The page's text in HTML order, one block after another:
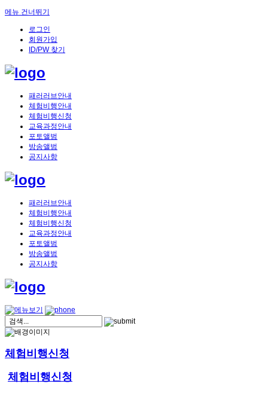
메뉴 건너뛰기
로그인
회원가입
ID/PW 찾기
패러러브안내
체험비행안내
체험비행신청
교육과정안내
포토앨범
방송앨범
공지사항
패러러브안내
체험비행안내
체험비행신청
교육과정안내
포토앨범
방송앨범
공지사항
체험비행신청
체험비행신청